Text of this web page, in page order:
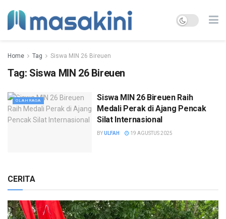
Home Tag Siswa MIN 26 Bireuen
Tag: Siswa MIN 26 Bireuen
OLAHRAGA
Siswa MIN 26 Bireuen Raih
Medali Perak di Ajang Pencak
Silat Internasional
BYULFAH 19 AGUSTUS 2025
CERITA